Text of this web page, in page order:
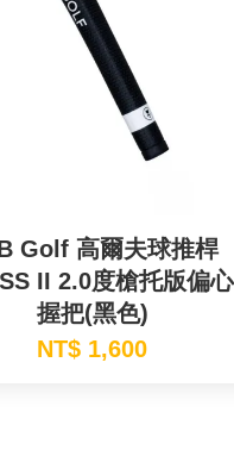
Golf 高爾夫球推桿
II 2.0度槍托版偏心
握把(黑色)
NT$ 1,600